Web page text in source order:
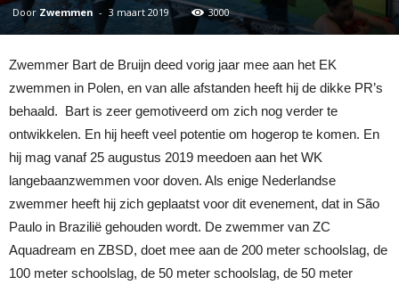
Door Zwemmen - 3 maart 2019 3000
Zwemmer Bart de Bruijn deed vorig jaar mee aan het EK
zwemmen in Polen, en van alle afstanden heeft hij de dikke PR’s
behaald. Bart is zeer gemotiveerd om zich nog verder te
ontwikkelen. En hij heeft veel potentie om hogerop te komen. En
hij mag vanaf 25 augustus 2019 meedoen aan het WK
langebaanzwemmen voor doven. Als enige Nederlandse
zwemmer heeft hij zich geplaatst voor dit evenement, dat in São
Paulo in Brazilië gehouden wordt. De zwemmer van ZC
Aquadream en ZBSD, doet mee aan de 200 meter schoolslag, de
100 meter schoolslag, de 50 meter schoolslag, de 50 meter